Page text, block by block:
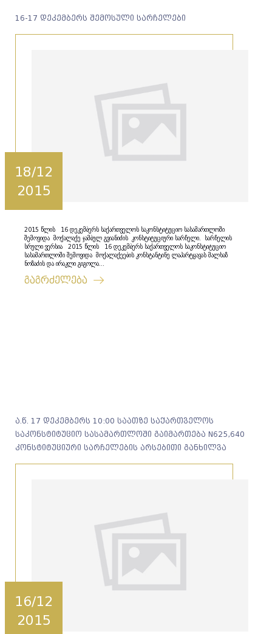
16-17 დეკემბერს შემოსული სარჩელები
18/12
2015
2015 წლის 16 დეკემბერს საქართველოს საკონსტიტუციო სასამართლოში
შემოვიდა მოქალაქე ჯამბულ გვიანიძის კონსტიტუციური სარჩელი. სარჩელის
სრული ვერსია 2015 წლის 16 დეკემბერს საქართველოს საკონსტიტუციო
სასამართლოში შემოვიდა მოქალაქეების კონსტანტინე ლაპარტყავას მალხაზ
ნოზაძის და ირაკლი გიგოლა...
გაგრძელება
ა.წ. 17 დეკემბერს 10:00 საათზე საქართველოს
საკონსტიტუციო სასამართლოში გაიმართება N625,640
კონსტიტუციური სარჩელების არსებითი განხილვა
16/12
2015